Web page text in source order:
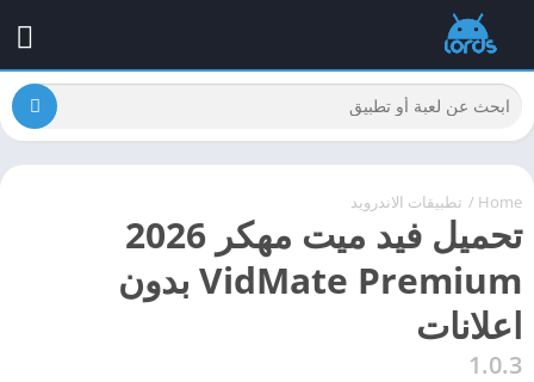
Home
/ تطبيقات الاندرويد
تحميل فيد ميت مهكر 2026
VidMate Premium بدون
اعلانات
1.0.3